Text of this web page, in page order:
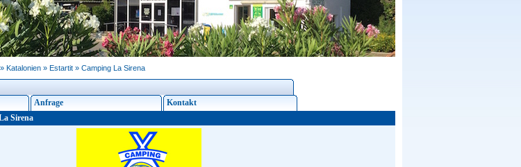
» Katalonien » Estartit » Camping La Sirena
Anfrage
Kontakt
Sirena